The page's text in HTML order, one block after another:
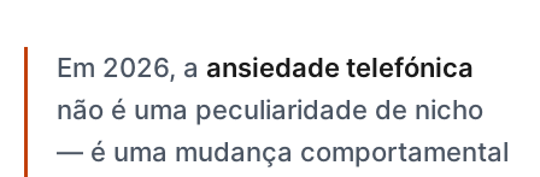
Em 2026, a ansiedade telefónica
não é uma peculiaridade de nicho
— é uma mudança comportamental